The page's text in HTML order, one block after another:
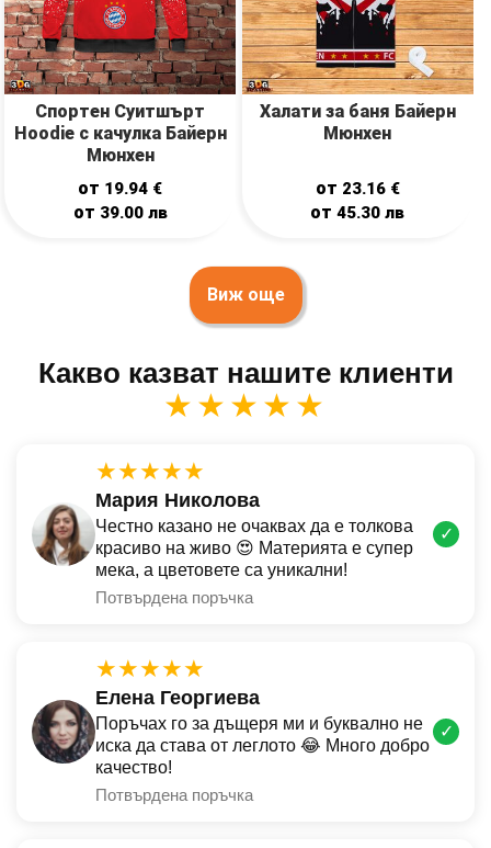
Спортен Суитшърт
Hoodie с качулка Байерн
Мюнхен
от 19.94 €
от 39.00 лв
Халати за баня Байерн
Мюнхен
от 23.16 €
от45.30лв
Виж още
Какво казват нашите клиенти
★★★★★
★★★★★
Мария Николова
Честно казано не очаквах да е толкова
красиво на живо 😍 Материята е супер
мека, а цветовете са уникални!
Потвърдена поръчка
✓
★★★★★
Елена Георгиева
Поръчах го за дъщеря ми и буквално не
иска да става от леглото 😂 Много добро
качество!
Потвърдена поръчка
✓